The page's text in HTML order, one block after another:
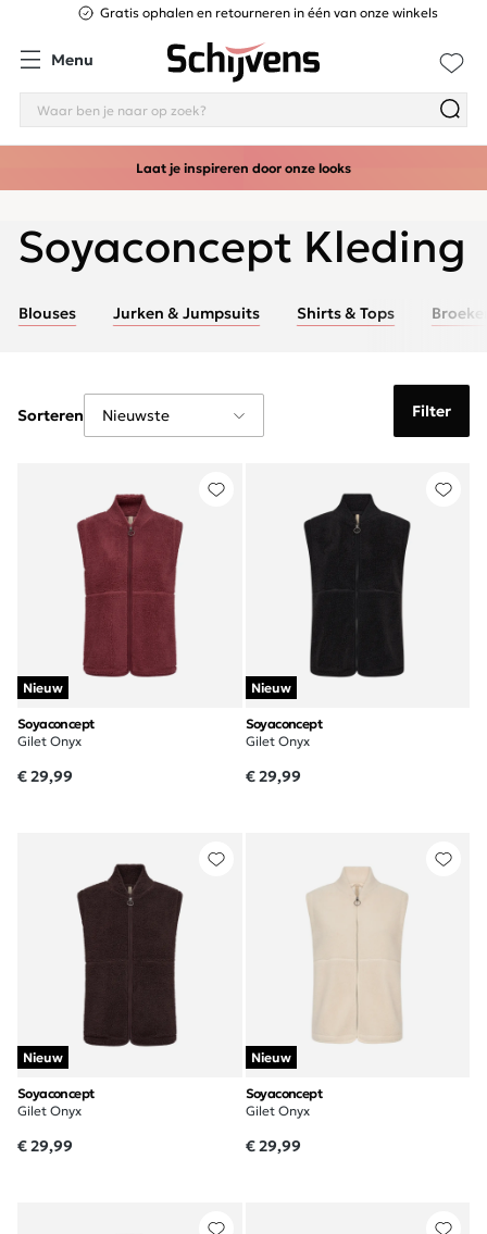
Gratis ophalen en retourneren in één van onze winkels
Menu
Laat je inspireren door onze looks
Soyaconcept Kleding
Blouses Jurken & Jumpsuits Shirts & Tops
Filter
Sorteren
Nieuw
Soyaconcept
Gilet Onyx
€ 29,99
Nieuw
Soyaconcept
Gilet Onyx
€ 29,99
Nieuw
Soyaconcept
Gilet Onyx
€ 29,99
Nieuw
Soyaconcept
Gilet Onyx
€ 29,99